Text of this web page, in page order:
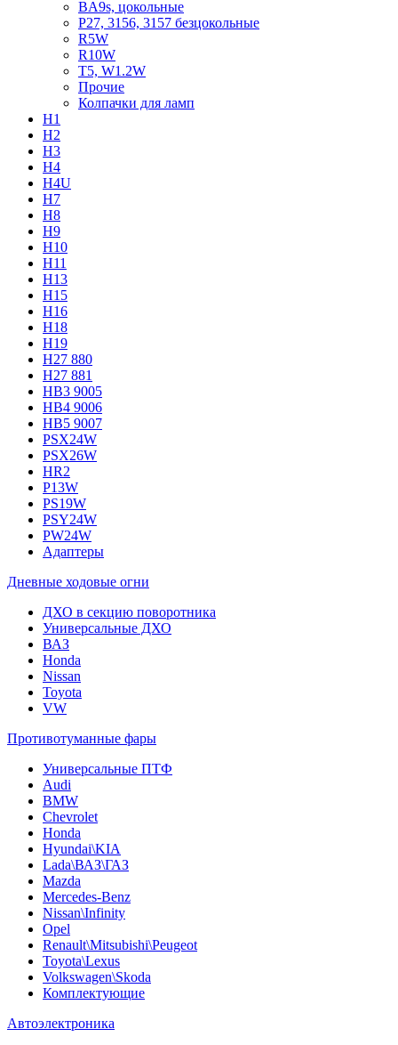
BA9s, цокольные
P27, 3156, 3157 безцокольные
R5W
R10W
T5, W1.2W
Прочие
Колпачки для ламп
H1
H2
H3
H4
H4U
H7
H8
H9
H10
H11
H13
H15
H16
H18
H19
H27 880
H27 881
HB3 9005
HB4 9006
HB5 9007
PSX24W
PSX26W
HR2
P13W
PS19W
PSY24W
PW24W
Адаптеры
Дневные ходовые огни
ДХО в секцию поворотника
Универсальные ДХО
ВАЗ
Honda
Nissan
Toyota
VW
Противотуманные фары
Универсальные ПТФ
Audi
BMW
Chevrolet
Honda
Hyundai\KIA
Lada\ВАЗ\ГАЗ
Mazda
Mercedes-Benz
Nissan\Infinity
Opel
Renault\Mitsubishi\Peugeot
Toyota\Lexus
Volkswagen\Skoda
Комплектующие
Автоэлектроника